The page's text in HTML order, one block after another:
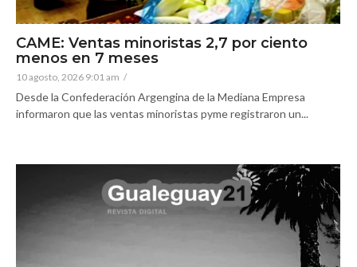
CAME: Ventas minoristas 2,7 por ciento
menos en 7 meses
10 agosto, 2026 9:01 am /
Desde la Confederación Argengina de la Mediana Empresa
informaron que las ventas minoristas pyme registraron un...